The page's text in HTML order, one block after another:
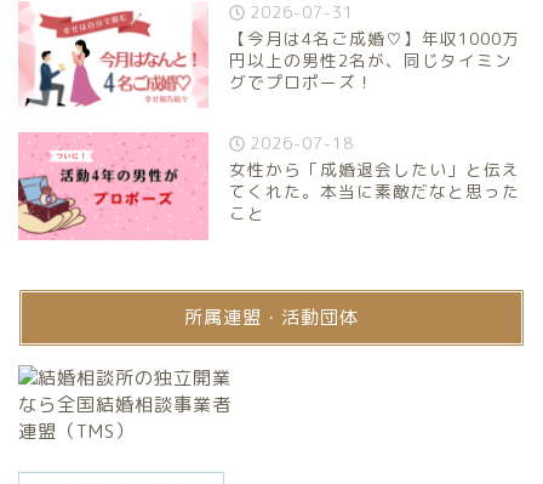
2026-07-31
【今月は4名ご成婚♡】年収1000万
円以上の男性2名が、同じタイミン
グでプロポーズ！
2026-07-18
女性から「成婚退会したい」と伝え
てくれた。本当に素敵だなと思った
こと
所属連盟・活動団体